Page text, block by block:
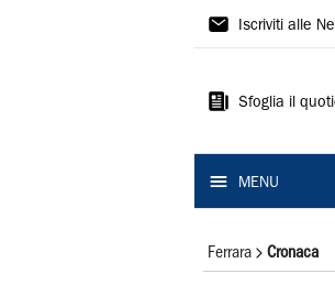
La
Ferrara
Iscriviti alle
Sfoglia il
MENU
Ferrara Cronaca